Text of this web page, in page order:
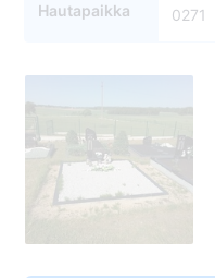
Hautapaikka 0271